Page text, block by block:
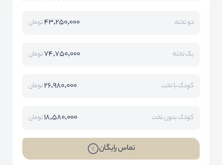
دو تخته 43,250,000تومان
یک تخته 74,750,000تومان
کودک با تخت 26,980,000تومان
کودک بدون تخت 18,580,000تومان
تماس رایگان